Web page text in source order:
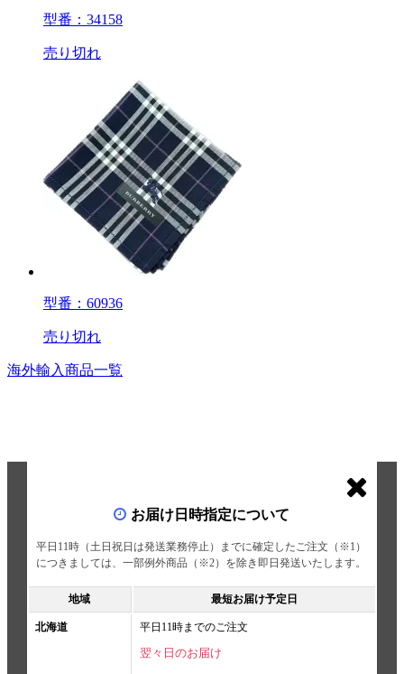
型番：34158
売り切れ
型番：60936
売り切れ
海外輸入商品一覧
お届け日時指定について
平日11時（土日祝日は発送業務停止）までに確定したご注文（※1）
につきましては、一部例外商品（※2）を除き即日発送いたします。
地域 最短お届け予定日
北海道 平日11時までのご注文
翌々日のお届け